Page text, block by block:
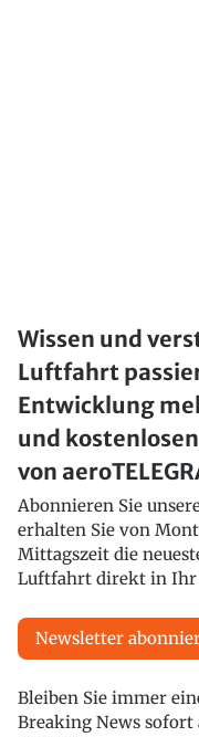
Wissen und
Luftfahrt
Entwicklung
und
von
Abonnieren Sie
erhalten Sie von
Mittagszeit die
Luftfahrt direkt in Ihr
Newsletter
Bleiben Sie immer
Breaking News